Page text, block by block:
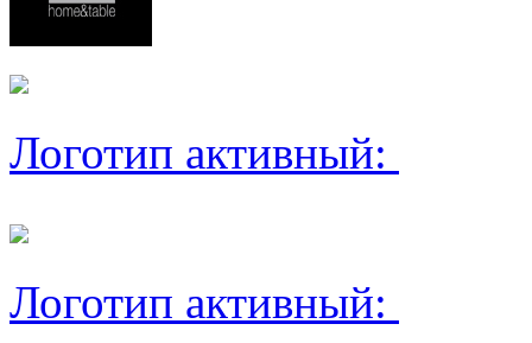
Логотип активный:
Логотип активный: